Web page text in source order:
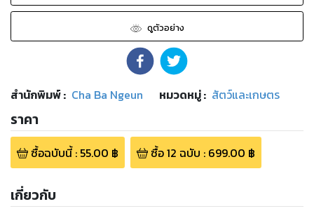
ดูตัวอย่าง
สำนักพิมพ์: Cha Ba Ngeun หมวดหมู่: สัตว์และเกษตร
ราคา
ซื้อฉบับนี้: 55.00 ฿ ซื้อ12 ฉบับ : 699.00 ฿
เกี่ยวกับ